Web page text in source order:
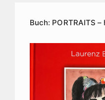
Buch: PORTRAITS